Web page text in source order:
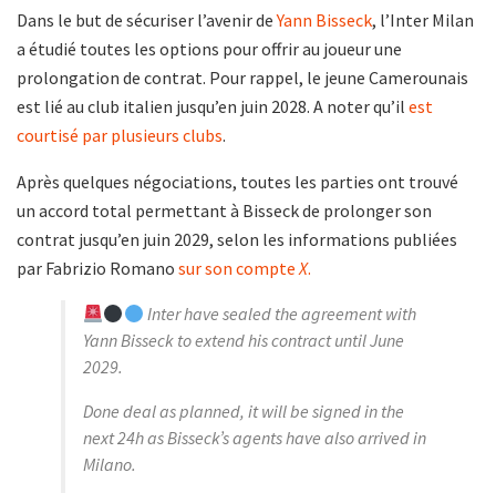
Dans le but de sécuriser l’avenir deYann Bisseck, l’Inter Milan
a étudié toutes les options pour offrir au joueur une
prolongation de contrat. Pour rappel, le jeune Camerounais
est lié au club italien jusqu’en juin 2028. A noter qu’il est
courtisé par plusieurs clubs.
Après quelques négociations, toutes les parties ont trouvé
un accord total permettant à Bisseck de prolonger son
contrat jusqu’en juin 2029, selon les informations publiées
par Fabrizio Romano sur son compte X.
Inter have sealed the agreement with
Yann Bisseck to extend his contract until June
2029.
Done deal as planned, it will be signed in the
next 24h as Bisseck’s agents have also arrived in
Milano.